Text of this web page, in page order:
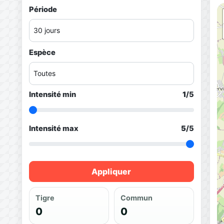
Période
Espèce
Intensité min 1/5
Intensité max 5/5
Appliquer
Tigre
0
Commun
0